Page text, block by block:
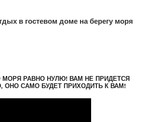
в гостевом доме на берегу моря
МОРЯ РАВНО НУЛЮ! ВАМ НЕ ПРИДЕТСЯ
ОНО САМО БУДЕТ ПРИХОДИТЬ К ВАМ!